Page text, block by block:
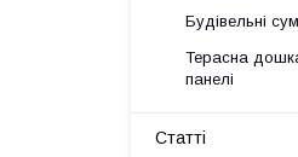
Будівельні
Терасна
панелі
Статті